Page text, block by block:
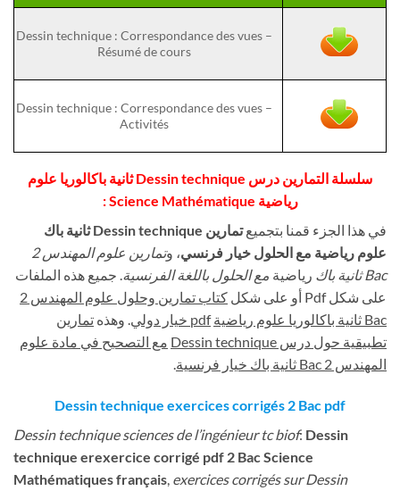
Dessin technique : Correspondance des vues –
Résumé de cours
Dessin technique : Correspondance des vues –
Activités
سلسلة التمارين درس Dessin technique ثانية باكالوريا علوم
رياضية Science Mathématique
:
في هذا الجزء قمنا بتجميعتمارين Dessin technique
ثانية باك
علوم رياضية مع الحلول خيار فرنسي، و
تمارين علوم المهندس 2
Bac ثانية باك
رياضية مع الحلول باللغة الفرنسية. جميع هذه الملفات
على شكل Pdf أو على شكل
كتاب تمارين وحلول علوم المهندس 2
Bac ثانية باكالوريا علوم رياضية
pdf خيار دولي. وهذه تمارين
تطبيقية حول درس Dessin technique
مع التصحيح في مادة علوم
المهندس 2 Bac ثانية باك خيار فرنسية
.
Dessin technique exercices corrigés 2 Bac pdf
Dessin technique sciences de l’ingénieur tc biof: Dessin
technique erexercice corrigé pdf 2 Bac Science
Mathématiques français exercices corrigés sur Dessin